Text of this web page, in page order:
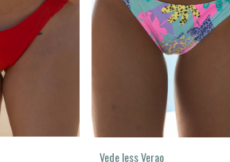
Vede less Verao